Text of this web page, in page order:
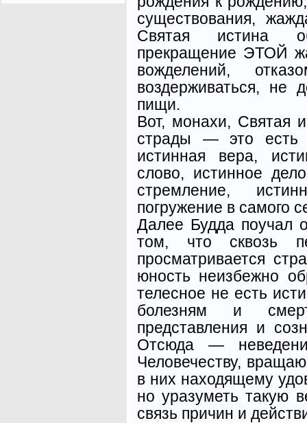
существования,
Святая истина
прекращение ЭТОЙ
вожделений,
воздерживаться, не
пищи.
Вот, монахи, Святая
страды — это есть
истинная вера,
слово, истинное
стремление,
погружение в самого
Далее Будда поучал
том, что сквозь
просматри­вается
юность неиз­бежно
телесное не есть
болезням и
представления и
Отсюда —
Человечеству,
в них находящему
но уразуметь такую
связь причин и